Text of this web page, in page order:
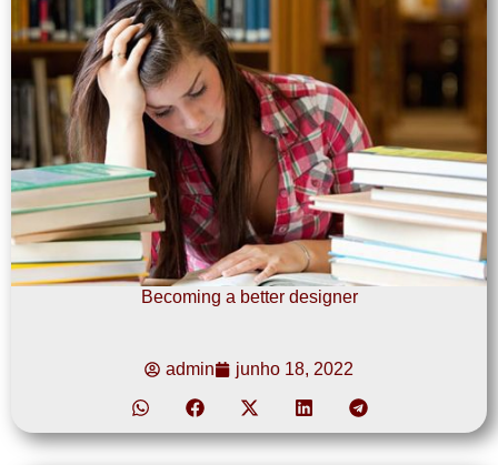
Becoming a better designer
admin junho 18, 2022